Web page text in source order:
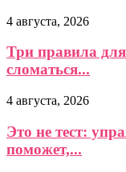
4 августа, 2026
Три правила
сломаться...
4 августа, 2026
Это не тест:
поможет,...